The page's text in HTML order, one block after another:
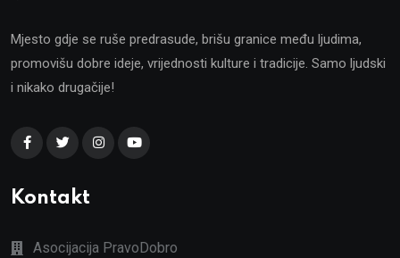
Mjesto gdje se ruše predrasude, brišu granice među ljudima,
promovišu dobre ideje, vrijednosti kulture i tradicije. Samo ljudski
i nikako drugačije!
Kontakt
Asocijacija PravoDobro